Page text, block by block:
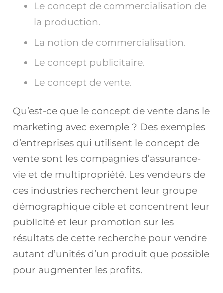
Le concept de commercialisation de
la production.
La notion de commercialisation.
Le concept publicitaire.
Le concept de vente.
Qu’est-ce que le concept de vente dans le
marketing avec exemple ? Des exemples
d’entreprises qui utilisent le concept de
vente sont les compagnies d’assurance-
vie et de multipropriété. Les vendeurs de
ces industries recherchent leur groupe
démographique cible et concentrent leur
publicité et leur promotion sur les
résultats de cette recherche pour vendre
autant d’unités d’un produit que possible
pour augmenter les profits.